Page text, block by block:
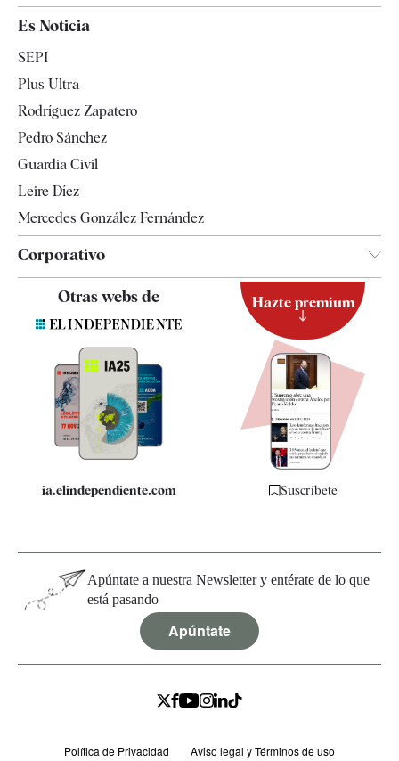
España
Televisión
Es Noticia
SEPI
Plus Ultra
Rodríguez Zapatero
Pedro Sánchez
Guardia Civil
Leire Díez
Mercedes González Fernández
Corporativo
Contacto
Quiénes somos
Especificaciones
Otras webs de
ia.elindependiente.com
Hazte premium
Suscríbete
Apúntate a nuestra Newsletter y entérate de lo que
está pasando
Apúntate
Política de Privacidad Aviso legal y Términos de uso